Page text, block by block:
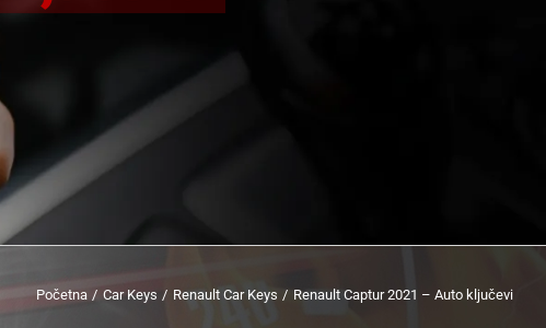
Početna Car Keys Renault Car Keys Renault Captur 2021 – Auto ključevi